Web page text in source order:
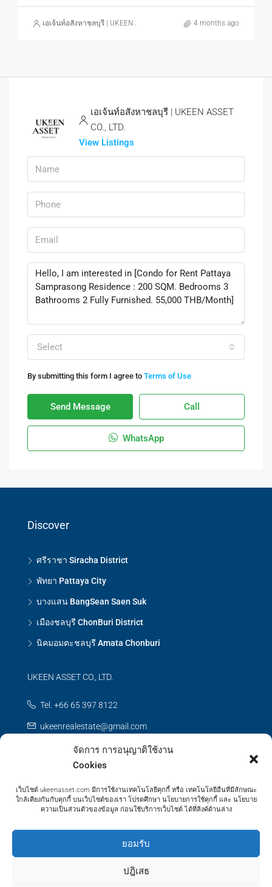
จัดการ การอนุญาติใช้งาน
Cookies
เว็บไซต์ ukeenasset.com มีการใช้งานเทคโนโลยีคุกกี้ หรือ เทคโนโลยีอื่นที่มีลักษณะ
ใกล้เคียงกันกับคุกกี้ บนเว็บไซต์ของเรา โปรดศึกษา นโยบายการใช้คุกกี้ และ นโยบาย
ความเป็นส่วนตัวของข้อมูล ก่อนใช้บริการเว็บไซต์ ได้ที่ลิงค์ด้านล่าง
ยอมรับ
ปฎิเสธ
เอเจ้นท์อสังหาชลบุรี | UKEEN ASSET CO., LTD. 4 months ago
เอเจ้นท์อสังหาชลบุรี | UKEEN ASSET
CO., LTD.
View Listings
Select
By submitting this form I agree to Terms of Use
Send Message Call
WhatsApp
Discover
ศรีราชา Siracha District
พัทยา Pattaya City
บางแสน BangSean Saen Suk
เมืองชลบุรี ChonBuri District
นิคมอมตะชลบุรี Amata Chonburi
UKEEN ASSET CO., LTD.
Tel. +66 65 397 8122
ukeenrealestate@gmail.com